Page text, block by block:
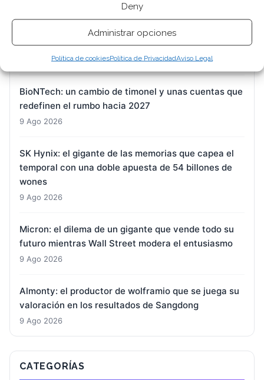
Deny
Administrar opciones
Política de cookiesPolítica de PrivacidadAviso Legal
Nvidia: entre alianzas de medio billón y la sombra
regulatoria de Washington
9 Ago 2026
BioNTech: un cambio de timonel y unas cuentas que
redefinen el rumbo hacia 2027
9 Ago 2026
SK Hynix: el gigante de las memorias que capea el
temporal con una doble apuesta de 54 billones de
wones
9 Ago 2026
Micron: el dilema de un gigante que vende todo su
futuro mientras Wall Street modera el entusiasmo
9 Ago 2026
Almonty: el productor de wolframio que se juega su
valoración en los resultados de Sangdong
9 Ago 2026
CATEGORÍAS